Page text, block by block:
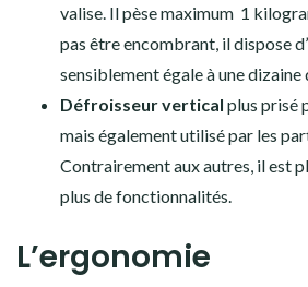
valise. Il pèse maximum 1
pas être encombrant, il dispose
sensiblement égale à une dizaine
Défroisseur vertical plus prisé
mais également utilisé par les
Contrairement aux autres, il est
plus de fonctionnalités.
L’ergonomie